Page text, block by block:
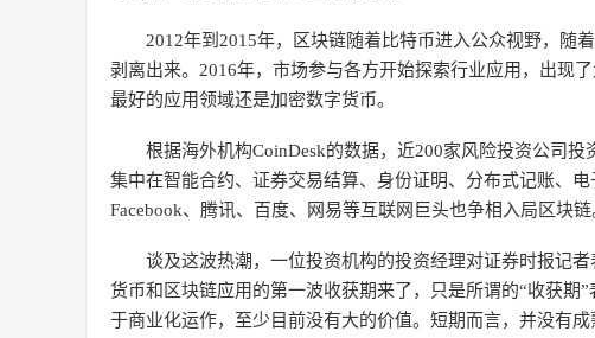
2012年到2015年，区块链随着比特币进入公众视野，随
剥离出来。2016年，市场参与各方开始探索行业应用，出现
最好的应用领域还是加密数字货币。
根据海外机构CoinDesk的数据，近200家风险投资公司
集中在智能合约、证券交易结算、身份证明、分布式记账、
Facebook、腾讯、百度、网易等互联网巨头也争相入局区块链
谈及这波热潮，一位投资机构的投资经理对证券时报记
货币和区块链应用的第一波收获期来了，只是所谓的“收获期
于商业化运作，至少目前没有大的价值。短期而言，并没有成